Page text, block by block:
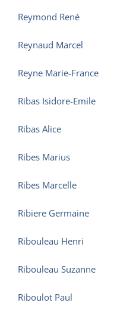
Reymond René
Reynaud Marcel
Reyne Marie-France
Ribas Isidore-Emile
Ribas Alice
Ribes Marius
Ribes Marcelle
Ribiere Germaine
Ribouleau Henri
Ribouleau Suzanne
Riboulot Paul